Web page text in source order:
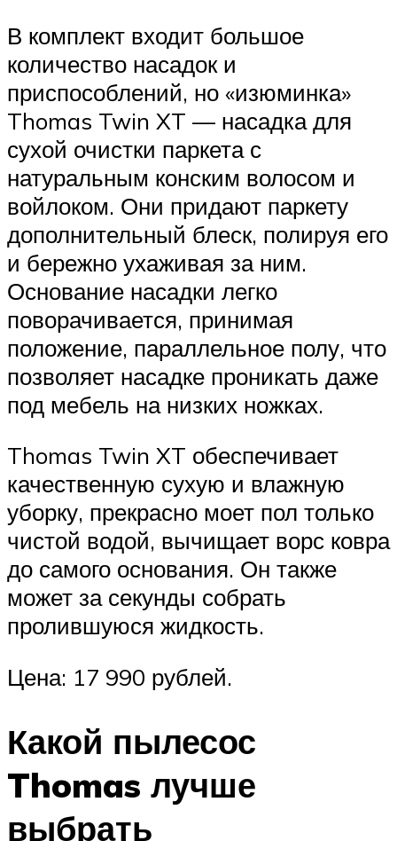
В комплект входит большое
количество насадок и
приспособлений, но «изюминка»
Thomas Twin XT — насадка для
сухой очистки паркета с
натуральным конским волосом и
войлоком. Они придают паркету
дополнительный блеск, полируя его
и бережно ухаживая за ним.
Основание насадки легко
поворачивается, принимая
положение, параллельное полу, что
позволяет насадке проникать даже
под мебель на низких ножках.
Thomas Twin XT обеспечивает
качественную сухую и влажную
уборку, прекрасно моет пол только
чистой водой, вычищает ворс ковра
до самого основания. Он также
может за секунды собрать
пролившуюся жидкость.
Цена: 17 990 рублей.
Какой пылесос
Thomas лучше
выбрать